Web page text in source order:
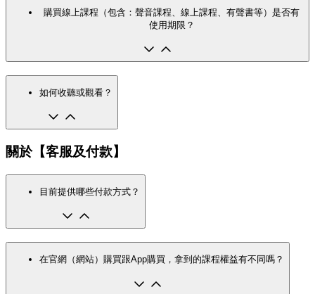
購買線上課程（包含：聲音課程、線上課程、有聲書等）是否有
使用期限？
如何收聽或觀看？
關於【客服及付款】
目前提供哪些付款方式？
在官網（網站）購買跟App購買，拿到的課程權益有不同嗎？